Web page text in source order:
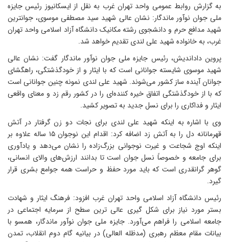
گزارش روابط عمومی واحد تهران غرب به نقل از ایسکانیوز رئیس جایزه
جوان نوآور ماندگار: نشان عالی شهید سید مصطفی موسوی، جوانترین
مدافع حرم و دانشجوی رشته مکانیک دانشگاه آزاد اسلامی واحد تهران
به خانواده شهید علی لندی تقدیم خواهد شد.
داداندیش، رئیس جایزه ملی جوان نوآور ماندگار گفت: نشان عالی
موسوی شایسته جوانانی است که با ایثار و از خودگذشتگی، راهگشای
آینده ساز کشور می‌شوند. شهید علی لندی نمونه چنین جوانانی است
با از خودگذشتگی اتفاق خیره کننده‌ای را در کشور رقم زد و معنای واقعی
و فداکاری را برای نسل جدید به تصویر کشید.
با اشاره به اینکه شهید علی لندی برای نجات دو زن گرفتار در آتش
قهرمانانه دل را به آتش زد اضافه کرد: اقدام این نوجوان ۱۵ ساله علاوه بر
اوج شجاعت و غیرت نوجوانی بزرگ‌زاده را نشان می‌دهد و یادآوری
جامعه و خصوصاً نسل جوان است تا بدانند ارزش‌های والای انسانی،
گرانقدری است که باید مورد حفظ و حراست همه جوامع بشری قرار
دانشگاه آزاد اسلامی واحد تهران غرب افزود: فرهنگ ایثار و شهادت
مورد نیاز برای شکل گیری عالی ترین سطح از سرمایه اجتماعی در
اسلامی را فراهم می‌آورد. جایزه ملی جوان نوآور ماندگار، همسو با
مقام معظم رهبری (مدظله العالی) در بیانیه گام دوم انقلاب، تمدن